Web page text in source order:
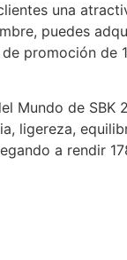
una
puedes
promoción de
de SBK
ligereza,
a rendir